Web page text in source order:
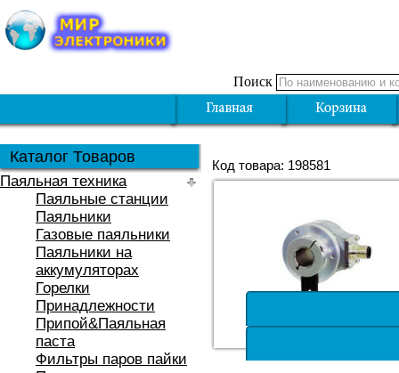
Поиск
Каталог Товаров
Паяльная техника
Паяльные станции
Паяльники
Газовые паяльники
Паяльники на
аккумуляторах
Горелки
Принадлежности
Припой&Паяльная
паста
Фильтры паров пайки
Код товара: 198581